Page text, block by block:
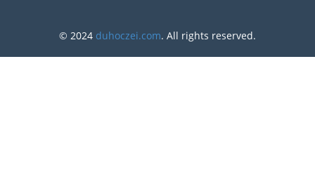
© 2024 duhoczei.com. All rights reserved.